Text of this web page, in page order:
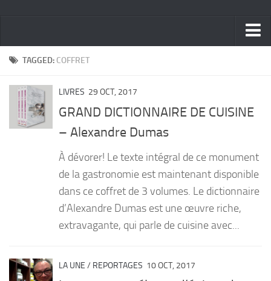
ACTUALITÉ
PORTRAITS
LIVRES
Desserts
TAGGED: COFFRET
LIVRES 29 OCT, 2017
GRAND DICTIONNAIRE DE CUISINE
– Alexandre Dumas
À dévorer! Le texte intégral de ce monument
de la gastronomie est maintenant disponible
dans ce coffret de 3 volumes. Le dictionnaire
d’Alexandre Dumas est une œuvre riche,
extravagante, qui parle de cuisine avec...
LA UNE / REPORTAGES 10 OCT, 2017